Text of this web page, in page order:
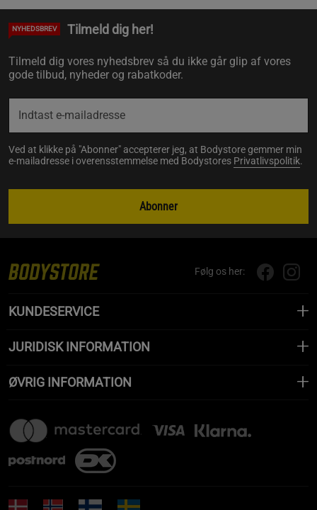
NYHEDSBREV Tilmeld dig her!
Tilmeld dig vores nyhedsbrev så du ikke går glip af vores
gode tilbud, nyheder og rabatkoder.
Ved at klikke på "Abonner" accepterer jeg, at Bodystore gemmer min
e-mailadresse i overensstemmelse med Bodystores Privatlivspolitik.
Abonner
Følg os her:
KUNDESERVICE
JURIDISK INFORMATION
ØVRIG INFORMATION